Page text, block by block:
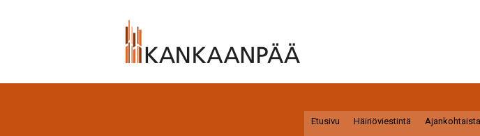
Etusivu Häiriöviestintä Ajankohtaista